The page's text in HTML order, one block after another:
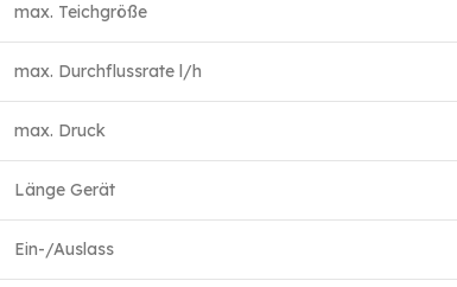
max. Teichgröße
max. Durchflussrate l/h
max. Druck
Länge Gerät
Ein-/Auslass